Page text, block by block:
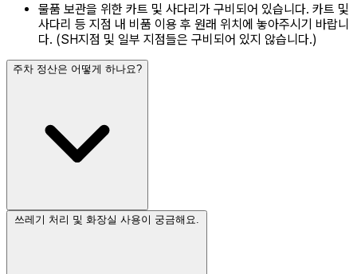
물품 보관을 위한 카트 및 사다리가 구비되어 있습니다. 카트 및
사다리 등 지점 내 비품 이용 후 원래 위치에 놓아주시기 바랍니
다. (SH지점 및 일부 지점들은 구비되어 있지 않습니다.)
주차 정산은 어떻게 하나요?